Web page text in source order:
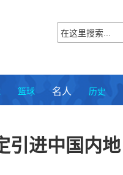
篮球 名人 历史
引进中国内地